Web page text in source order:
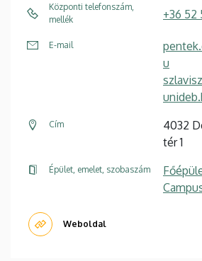
Központi telefonszám,
mellék
+36 52
E-mail
u
Cím
4032
tér 1
Épület, emelet, szobaszám
Weboldal